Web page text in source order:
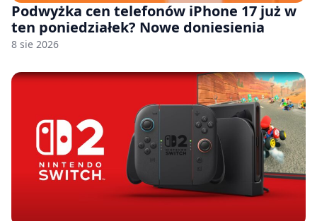
Podwyżka cen telefonów iPhone 17 już w
ten poniedziałek? Nowe doniesienia
8 sie 2026